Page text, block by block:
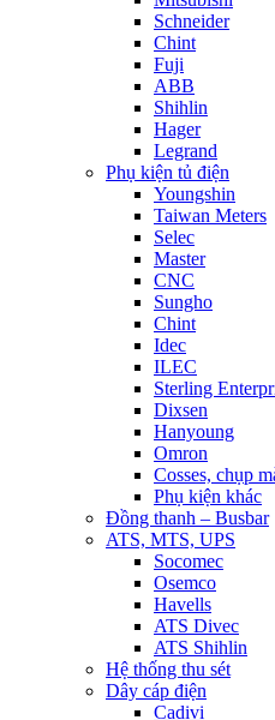
Schneider
Chint
Fuji
ABB
Shihlin
Hager
Legrand
Phụ kiện tủ điện
Youngshin
Taiwan Meters
Selec
Master
CNC
Sungho
Chint
Idec
ILEC
Sterling
Dixsen
Hanyoung
Omron
Cosses, chụp
Phụ kiện khác
Đồng thanh – Busbar
ATS, MTS, UPS
Socomec
Osemco
Havells
ATS Divec
ATS Shihlin
Hệ thống thu sét
Dây cáp điện
Cadivi